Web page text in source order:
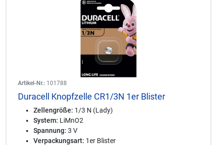
Artikel-Nr.: 101788
Duracell Knopfzelle CR1/3N 1er Blister
Zellengröße: 1/3 N (Lady)
System: LiMnO2
Spannung: 3 V
Verpackungsart: 1er Blister